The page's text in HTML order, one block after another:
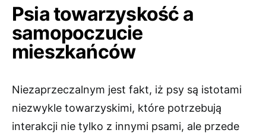
Psia towarzyskość a
samopoczucie
mieszkańców
Niezaprzeczalnym jest fakt, iż psy są istotami
niezwykle towarzyskimi, które potrzebują
interakcji nie tylko z innymi psami, ale przede